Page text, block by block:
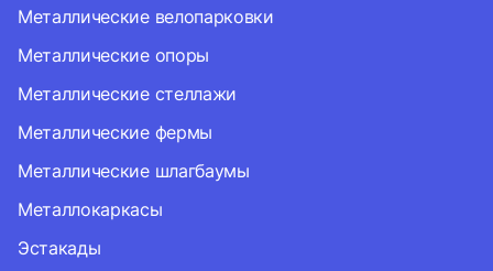
Металлические велопарковки
Металлические опоры
Металлические стеллажи
Металлические фермы
Металлические шлагбаумы
Металлокаркасы
Эстакады